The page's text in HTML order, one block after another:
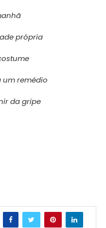
própria
um remédio
da gripe